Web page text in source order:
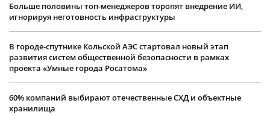
Больше половины топ-менеджеров торопят внедрение ИИ,
игнорируя неготовность инфраструктуры
В городе-спутнике Кольской АЭС стартовал новый этап
развития систем общественной безопасности в рамках
проекта «Умные города Росатома»
60% компаний выбирают отечественные СХД и объектные
хранилища